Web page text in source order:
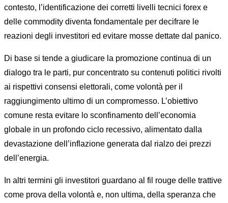
contesto, l’identificazione dei corretti livelli tecnici forex e
delle commodity diventa fondamentale per decifrare le
reazioni degli investitori ed evitare mosse dettate dal panico.
Di base si tende a giudicare la promozione continua di un
dialogo tra le parti, pur concentrato su contenuti politici rivolti
ai rispettivi consensi elettorali, come volontà per il
raggiungimento ultimo di un compromesso. L’obiettivo
comune resta evitare lo sconfinamento dell’economia
globale in un profondo ciclo recessivo, alimentato dalla
devastazione dell’inflazione generata dal rialzo dei prezzi
dell’energia.
In altri termini gli investitori guardano al fil rouge delle trattive
come prova della volontà e, non ultima, della speranza che